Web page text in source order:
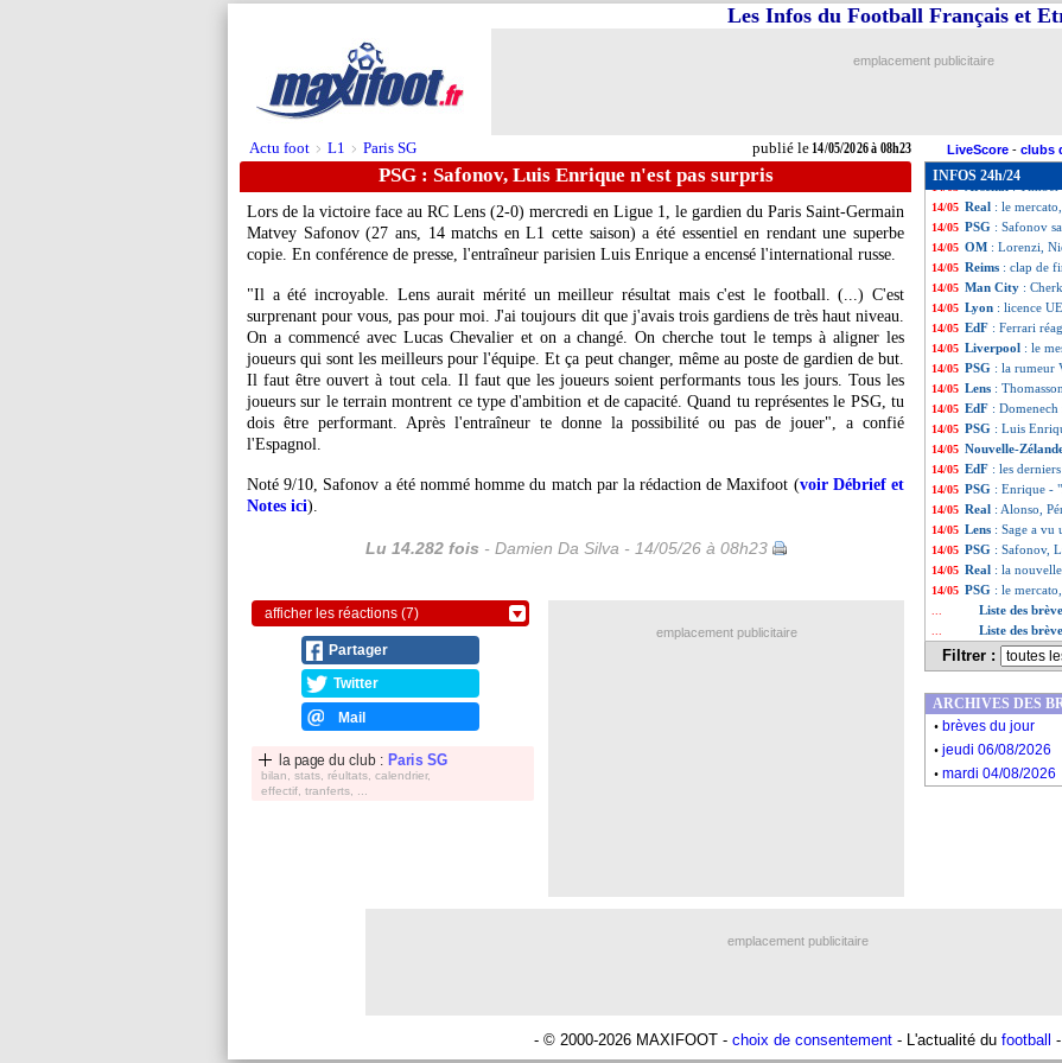
Actu foot > L1 > Paris SG publié le14/05/2026 à 08h23
Les Infos du Football Français et
emplacement publicitaire
LiveScore - clubs
PSG : Safonov, Luis Enrique n'est pas surpris
Lors de la victoire face au RC Lens (2-0) mercredi en Ligue 1, le gardien du Paris Saint-Germain
Matvey Safonov(27 ans, 14 matchs en L1 cette saison) a été essentiel en rendant une superbe
copie. En conférence de presse, l'entraîneur parisien Luis Enrique a encensé l'international russe.
"Il a été incroyable. Lens aurait mérité un meilleur résultat mais c'est le football. (...) C'est
surprenant pour vous, pas pour moi. J'ai toujours dit que j'avais trois gardiens de très haut niveau.
On a commencé avec Lucas Chevalier et on a changé. On cherche tout le temps à aligner les
joueurs qui sont les meilleurs pour l'équipe. Et ça peut changer, même au poste de gardien de but.
Il faut être ouvert à tout cela. Il faut que les joueurs soient performants tous les jours. Tous les
joueurs sur le terrain montrent ce type d'ambition et de capacité. Quand tu représentes le PSG, tu
dois être performant. Après l'entraîneur te donne la possibilité ou pas de jouer", a confié
l'Espagnol.
Noté 9/10, Safonov a été nommé homme du match par la rédaction de Maxifoot (voir Débrief et
Notes ici).
Lu 14.282 fois - Damien Da Silva - 14/05/26 à 08h23
afficher les réactions (7)
Partager
Twitter
Mail
la page du club : Paris SG
bilan, stats, réultats, calendrier,
effectif, tranferts, ...
INFOS 24h/24
14/05 Lens: de
14/05 Bournemouth:
14/05 Real
14/05 Le Mans : les
14/05 Brésil: Neymar,
:
14/05 Real : le
14/05 PSG : Safonov
14/05 OM : Lorenzi,
14/05 Reims : clap de
14/05 Man City :
14/05 Lyon : licence
14/05 EdF : Ferrari
14/05 Liverpool : le
14/05 PSG : la rumeur
14/05 Lens :
14/05 EdF :
14/05 PSG : Luis
14/05 Nouvelle-
14/05 EdF : les
14/05 PSG : Enrique -
14/05 Real : Alonso,
14/05 Lens : Sage a vu
14/05 PSG : Safonov,
14/05 Real : la
14/05 PSG : le
Liste des
Liste des
Filtrer :
emplacement publicitaire
ARCHIVES DES
. brèves du jour
. jeudi 06/08/2026
. mardi 04/08/2026
emplacement publicitaire
- © 2000-2026 MAXIFOOT - choix de consentement - L'actualité du football -